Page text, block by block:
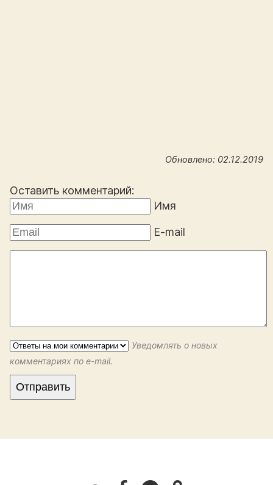
Обновлено: 02.12.2019
Оставить комментарий:
Имя
E-mail
Уведомлять о новых
комментариях по e-mail.